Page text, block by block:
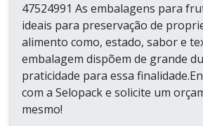
47524991 As embalagens para
ideais para preservação de
alimento como, estado, sabor e
embalagem dispõem de grande
praticidade para essa
com a Selopack e solicite um
mesmo!